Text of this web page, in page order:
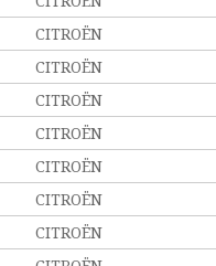
CITROËN
CITROËN
CITROËN
CITROËN
CITROËN
CITROËN
CITROËN